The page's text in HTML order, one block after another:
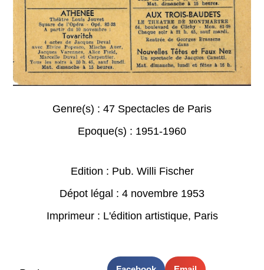
Genre(s) : 47 Spectacles de Paris
Epoque(s) : 1951-1960
Edition : Pub. Willi Fischer
Dépot légal : 4 novembre 1953
Imprimeur : L'édition artistique, Paris